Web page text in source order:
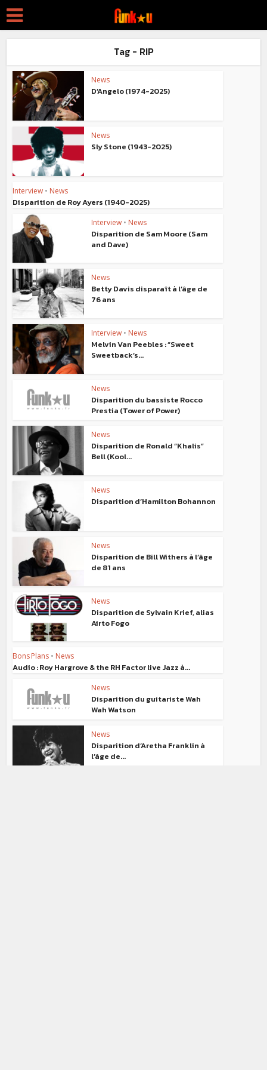
Tag - RIP
News
D’Angelo (1974-2025)
News
Sly Stone (1943-2025)
Interview • News
Disparition de Roy Ayers (1940-2025)
Interview • News
Disparition de Sam Moore (Sam
and Dave)
News
Betty Davis disparaît à l’âge de
76 ans
Interview • News
Melvin Van Peebles : “Sweet
Sweetback’s...
News
Disparition du bassiste Rocco
Prestia (Tower of Power)
News
Disparition de Ronald “Khalis”
Bell (Kool...
News
Disparition d’Hamilton Bohannon
News
Disparition de Bill Withers à l’âge
de 81 ans
News
Disparition de Sylvain Krief, alias
Airto Fogo
Bons Plans • News
Audio : Roy Hargrove & the RH Factor live Jazz à...
News
Disparition du guitariste Wah
Wah Watson
News
Disparition d’Aretha Franklin à
l’âge de...